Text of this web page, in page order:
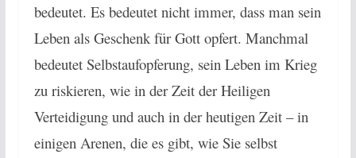
bedeutet. Es bedeutet nicht immer, dass man sein
Leben als Geschenk für Gott opfert. Manchmal
bedeutet Selbstaufopferung, sein Leben im Krieg
zu riskieren, wie in der Zeit der Heiligen
Verteidigung und auch in der heutigen Zeit – in
einigen Arenen, die es gibt, wie Sie selbst